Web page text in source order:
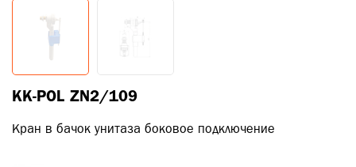
KK-POL ZN2/109
Кран в бачок унитаза боковое подключение